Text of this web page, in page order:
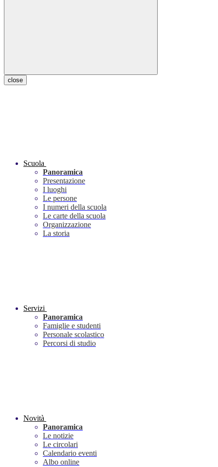
close
Scuola
Panoramica
Presentazione
I luoghi
Le persone
I numeri della scuola
Le carte della scuola
Organizzazione
La storia
Servizi
Panoramica
Famiglie e studenti
Personale scolastico
Percorsi di studio
Novità
Panoramica
Le notizie
Le circolari
Calendario eventi
Albo online